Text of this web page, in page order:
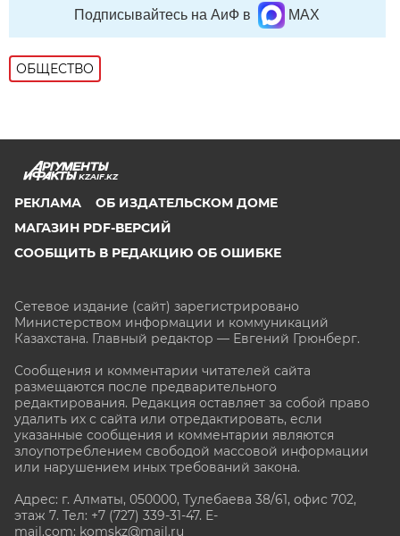
Подписывайтесь на АиФ в MAX
ОБЩЕСТВО
KZAIF.KZ
РЕКЛАМА
ОБ ИЗДАТЕЛЬСКОМ ДОМЕ
МАГАЗИН PDF-ВЕРСИЙ
СООБЩИТЬ В РЕДАКЦИЮ ОБ ОШИБКЕ
Сетевое издание (сайт) зарегистрировано
Министерством информации и коммуникаций
Казахстана. Главный редактор — Евгений Грюнберг.
Сообщения и комментарии читателей сайта
размещаются после предварительного
редактирования. Редакция оставляет за собой право
удалить их с сайта или отредактировать, если
указанные сообщения и комментарии являются
злоупотреблением свободой массовой информации
или нарушением иных требований закона.
Адрес: г. Алматы, 050000, Тулебаева 38/61, офис 702,
этаж 7. Тел: +7 (727) 339-31-47. E-
mail.com: komskz@mail.ru